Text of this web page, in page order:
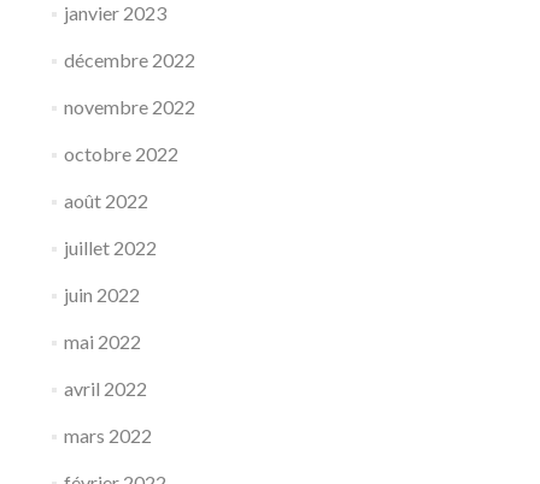
janvier 2023
décembre 2022
novembre 2022
octobre 2022
août 2022
juillet 2022
juin 2022
mai 2022
avril 2022
mars 2022